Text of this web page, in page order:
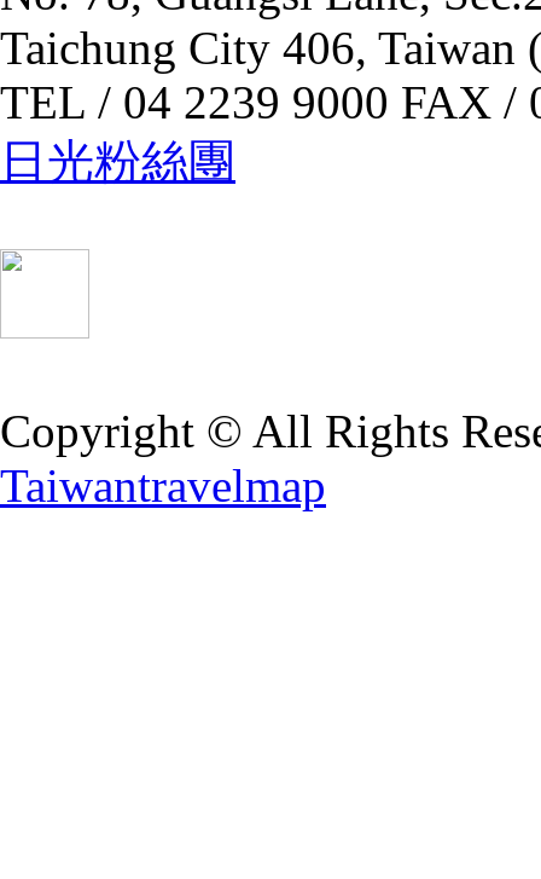
Taichung City 406, Taiwan
TEL / 04 2239 9000 FAX /
日光粉絲團
Copyright © All Rights
Taiwantravelmap